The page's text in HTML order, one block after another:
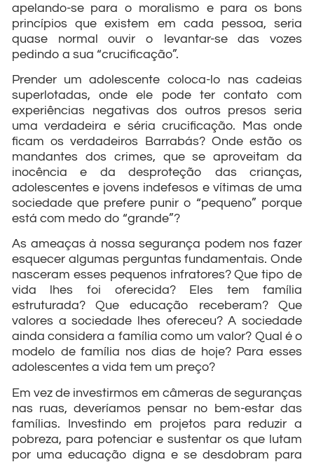
apelando-se para o moralismo e para os bons
princípios que existem em cada pessoa, seria
quase normal ouvir o levantar-se das vozes
pedindo a sua “crucificação”.
Prender um adolescente coloca-lo nas cadeias
superlotadas, onde ele pode ter contato com
experiências negativas dos outros presos seria
uma verdadeira e séria crucificação. Mas onde
ficam os verdadeiros Barrabás? Onde estão os
mandantes dos crimes, que se aproveitam da
inocência e da desproteção das crianças,
adolescentes e jovens indefesos e vítimas de uma
sociedade que prefere punir o “pequeno” porque
está com medo do “grande”?
As ameaças à nossa segurança podem nos fazer
esquecer algumas perguntas fundamentais. Onde
nasceram esses pequenos infratores? Que tipo de
vida lhes foi oferecida? Eles tem família
estruturada? Que educação receberam? Que
valores a sociedade lhes ofereceu? A sociedade
ainda considera a família como um valor? Qual é o
modelo de família nos dias de hoje? Para esses
adolescentes a vida tem um preço?
Em vez de investirmos em câmeras de seguranças
nas ruas, deveríamos pensar no bem-estar das
famílias. Investindo em projetos para reduzir a
pobreza, para potenciar e sustentar os que lutam
por uma educação digna e se desdobram para